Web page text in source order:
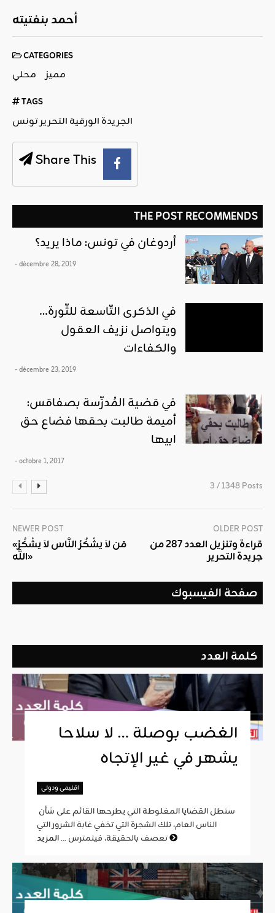
أحمد بنفتيته
CATEGORIES
محلي مميز
TAGS
الجريدة الورقية التحرير تونس
Share This
THE POST RECOMMENDS
أردوغان في تونس: ماذا يريد؟
- décembre 28, 2019
في الذكرى التّاسعة للثّورة…
ويتواصل نزيف العقول
والكفاءات
- décembre 23, 2019
في قضية المُدرِّسة بصفاقس:
أميمة طالبت بحقها فضاع حق
ابيها
- octobre 1, 2017
3 / 1348 Posts
NEWER POST
«مَن لاَ يَشْكُرُ النَّاسَ لاَ يَشْكُرُ
اللَّه»
OLDER POST
قراءة وتنزيل العدد 287 من
جريدة التحرير
صفحة الفيسبوك
كلمة العدد
الغضب بوصلة … لا سلاحا
يشهر في غير الإتجاه
اقليمي ودولي
الناس العام، تلك الشجرة التي تخفي غابة الشرور التي
تعصف بالحقيقة، فيتمترس ...